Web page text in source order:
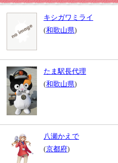
キシガワミライ
(和歌山県)
たま駅長代理
(和歌山県)
八瀬かえで
(京都府)